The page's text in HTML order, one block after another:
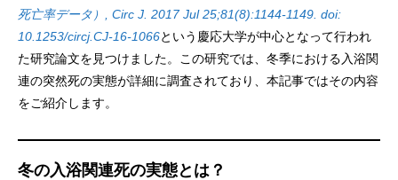
死亡率データ）, Circ J. 2017 Jul 25;81(8):1144-1149. doi:
10.1253/circj.CJ-16-1066という慶応大学が中心となって行われ
た研究論文を見つけました。この研究では、冬季における入浴関
連の突然死の実態が詳細に調査されており、本記事ではその内容
をご紹介します。
冬の入浴関連死の実態とは？